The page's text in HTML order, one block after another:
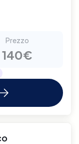
Prezzo
140€